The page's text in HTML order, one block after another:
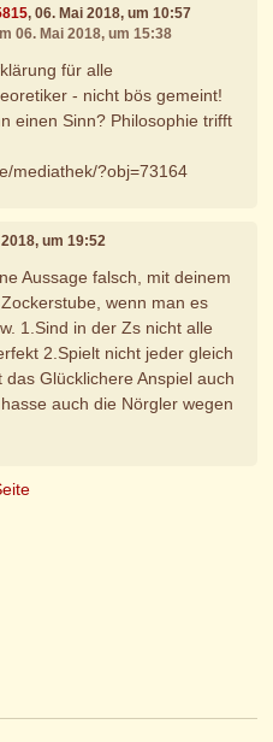
, 06. Mai 2018, um 10:57
06. Mai 2018, um 15:38
für alle
- nicht bös gemeint!
einen Sinn? Philosophie trifft
mediathek/?obj=73164
um 19:52
Aussage falsch, mit deinem
wenn man es
1.Sind in der Zs nicht alle
2.Spielt nicht jeder gleich
das Glücklichere Anspiel auch
auch die Nörgler wegen